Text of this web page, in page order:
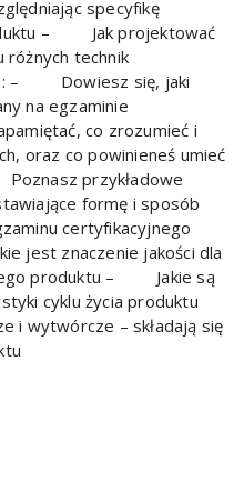
specyfikę
– Jak projektować
technik
– Dowiesz się, jaki
na egzaminie
co zrozumieć i
oraz co powinieneś umieć
przykładowe
formę i sposób
certyfikacyjnego
jest znaczenie jakości dla
produktu – Jakie są
cyklu życia produktu
wytwórcze – składają się